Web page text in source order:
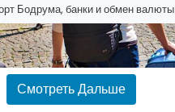
Бодрума, банки и обмен валюты
Смотреть Дальше